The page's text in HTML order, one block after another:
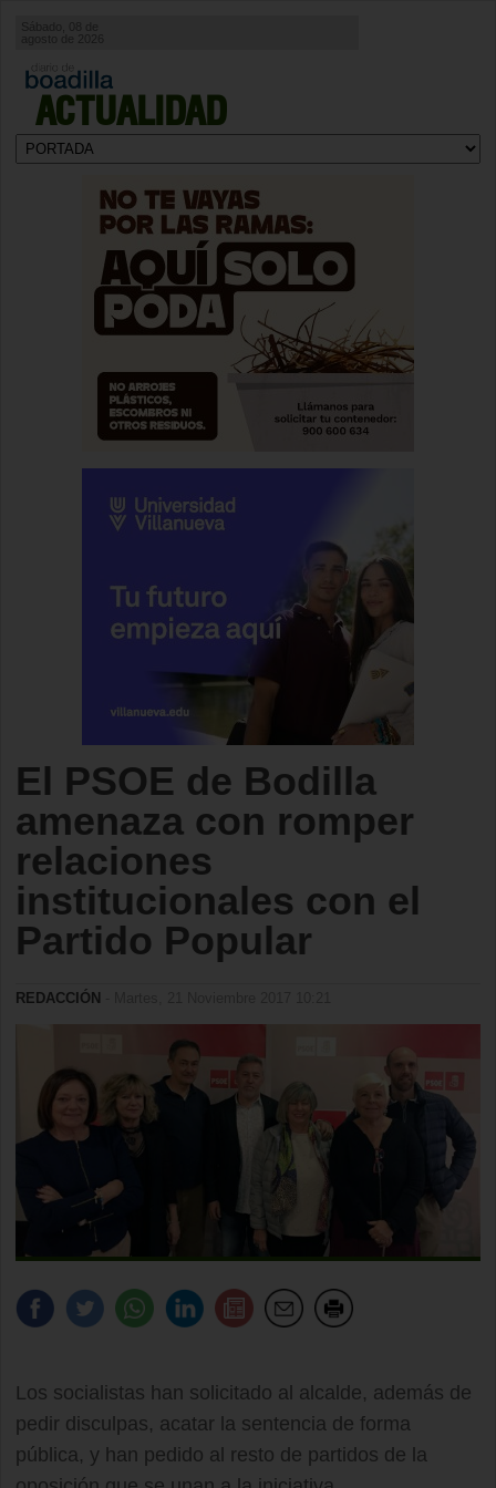
ACTUALIDAD
Sábado, 08 de
agosto de 2026
El PSOE de Bodilla
amenaza con romper
relaciones
institucionales con el
Partido Popular
REDACCIÓN
Los socialistas han solicitado al alcalde, además de
pedir disculpas, acatar la sentencia de forma
pública, y han pedido al resto de partidos de la